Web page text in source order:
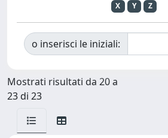
X
Y Z
o inserisci le iniziali:
Mostrati risultati da 20 a
23 di 23